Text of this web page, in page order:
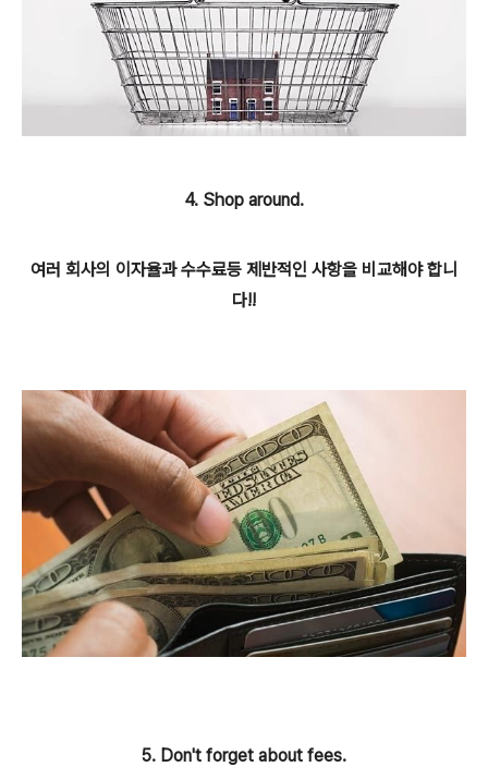
4. Shop around.
여러 회사의 이자율과 수수료등 제반적인 사항을 비교해야 합니
다!!
5. Don't forget about fees.